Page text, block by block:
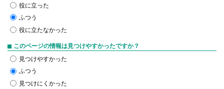
役に立った
ふつう
役に立たなかった
このページの情報は見つけやすかったですか？
見つけやすかった
ふつう
見つけにくかった